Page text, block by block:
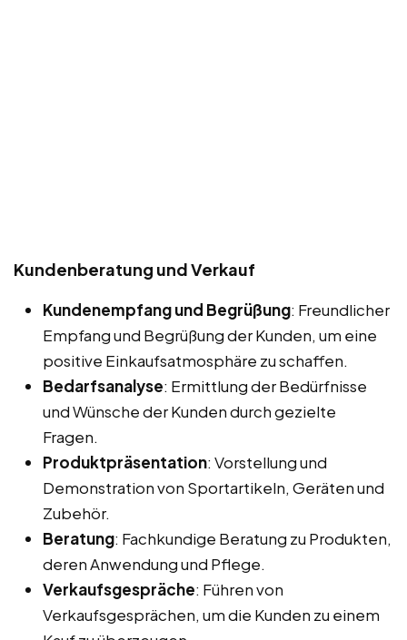
Kundenberatung und Verkauf
Kundenempfang und Begrüßung: Freundlicher
Empfang und Begrüßung der Kunden, um eine
positive Einkaufsatmosphäre zu schaffen.
Bedarfsanalyse: Ermittlung der Bedürfnisse
und Wünsche der Kunden durch gezielte
Fragen.
Produktpräsentation: Vorstellung und
Demonstration von Sportartikeln, Geräten und
Zubehör.
Beratung: Fachkundige Beratung zu Produkten,
deren Anwendung und Pflege.
Verkaufsgespräche: Führen von
Verkaufsgesprächen, um die Kunden zu einem